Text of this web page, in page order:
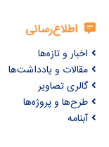
اطلاع‌رسانی
اخبار و تازه‌ها
مقالات و یادداشت‌ها
گالری تصاویر
طرح‌ها و پروژه‌ها
آبنامه